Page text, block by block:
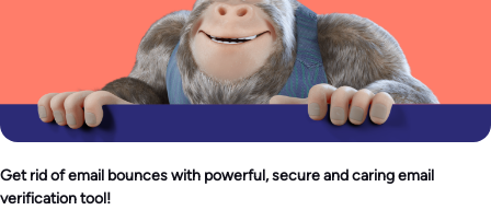
Get rid of email bounces with powerful, secure and caring email
verification tool!